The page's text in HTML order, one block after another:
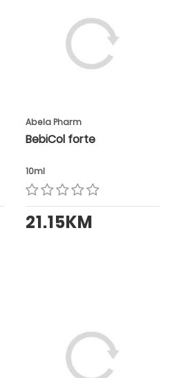
Abela Pharm
BebiCol forte
10ml
21.15KM